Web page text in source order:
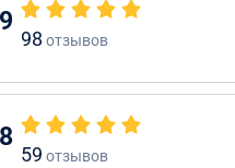
98 отзывов
59 отзывов